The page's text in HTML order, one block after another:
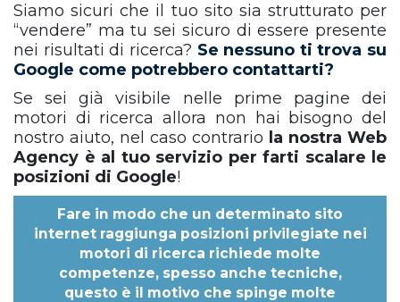
Siamo sicuri che il tuo sito sia strutturato per
“vendere” ma tu sei sicuro di essere presente
nei risultati di ricerca? Se nessuno ti trova su
Google come potrebbero contattarti?
Se sei già visibile nelle prime pagine dei
motori di ricerca allora non hai bisogno del
nostro aiuto, nel caso contrario la nostra Web
Agency è al tuo servizio per farti scalare le
posizioni di Google!
Fare in modo che un determinato sito
internet raggiunga posizioni privilegiate nei
motori di ricerca richiede molte
competenze, spesso anche tecniche,
questo è il motivo che spinge molte